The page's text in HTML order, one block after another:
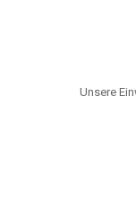
Unsere